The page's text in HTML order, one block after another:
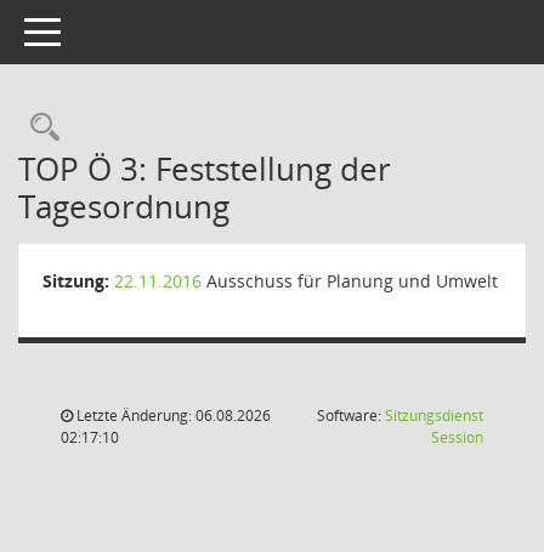
Toggle navigation
Rechercheauswahl
TOP Ö 3: Feststellung der
Tagesordnung
Sitzung: 22.11.2016 Ausschuss für Planung und Umwelt
Letzte Änderung: 06.08.2026
02:17:10
Software:Sitzungsdienst
Session(Wird in